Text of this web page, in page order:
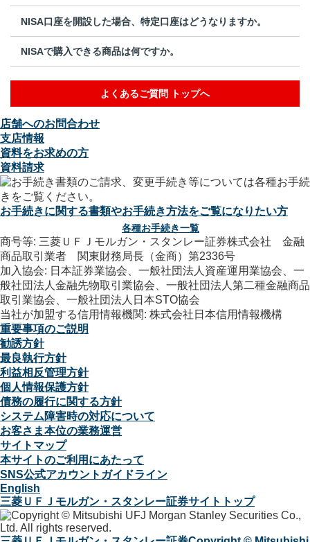
NISA口座を開設した場合、特定口座はどうなりますか。
NISAで購入できる商品は何ですか。
よくあるご質問 トップへ
店舗へのお問合わせ
支店情報
資料をお求めの方
資料請求
お手続きに関する書類やお手続き方法をご覧になりたい方
各種お手続き一覧
商号等: 三菱ＵＦＪモルガン・スタンレー証券株式会社 金融
商品取引業者 関東財務局長（金商）第2336号
加入協会: 日本証券業協会、一般社団法人資産運用業協会、一
般社団法人金融先物取引業協会、一般社団法人第二種金融商品
取引業協会、一般社団法人日本STO協会
当社が加盟する信用情報機関: 株式会社日本信用情報機構
重要事項のご説明
勧誘方針
最良執行方針
利益相反管理方針
個人情報保護方針
債務の履行に関する方針
システム障害時の対応について
お客さま本位の業務運営
サイトマップ
本サイトのご利用にあたって
SNS公式アカウントガイドライン
English
三菱ＵＦＪモルガン・スタンレー証券サイトトップ